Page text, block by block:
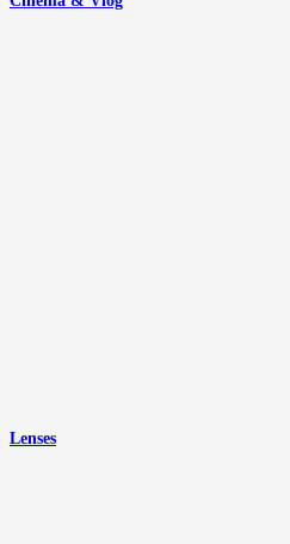
Lenses